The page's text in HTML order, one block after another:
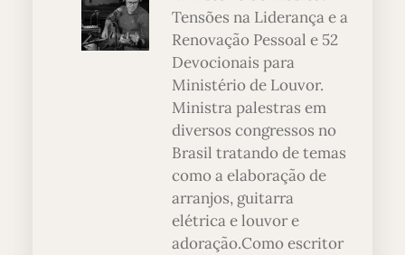
Tensões na Liderança e a
Renovação Pessoal e 52
Devocionais para
Ministério de Louvor.
Ministra palestras em
diversos congressos no
Brasil tratando de temas
como a elaboração de
arranjos, guitarra
elétrica e louvor e
adoração.Como escritor